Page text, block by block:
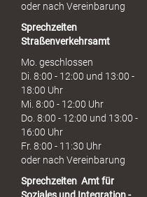
oder nach Vereinbarung
Sprechzeiten
Straßenverkehrsamt
Mo. geschlossen
Di. 8:00 - 12:00 und 13:00 -
18:00 Uhr
Mi. 8:00 - 12:00 Uhr
Do. 8:00 - 12:00 und 13:00 -
16:00 Uhr
Fr. 8:00 - 11:30 Uhr
oder nach Vereinbarung
Sprechzeiten Amt für